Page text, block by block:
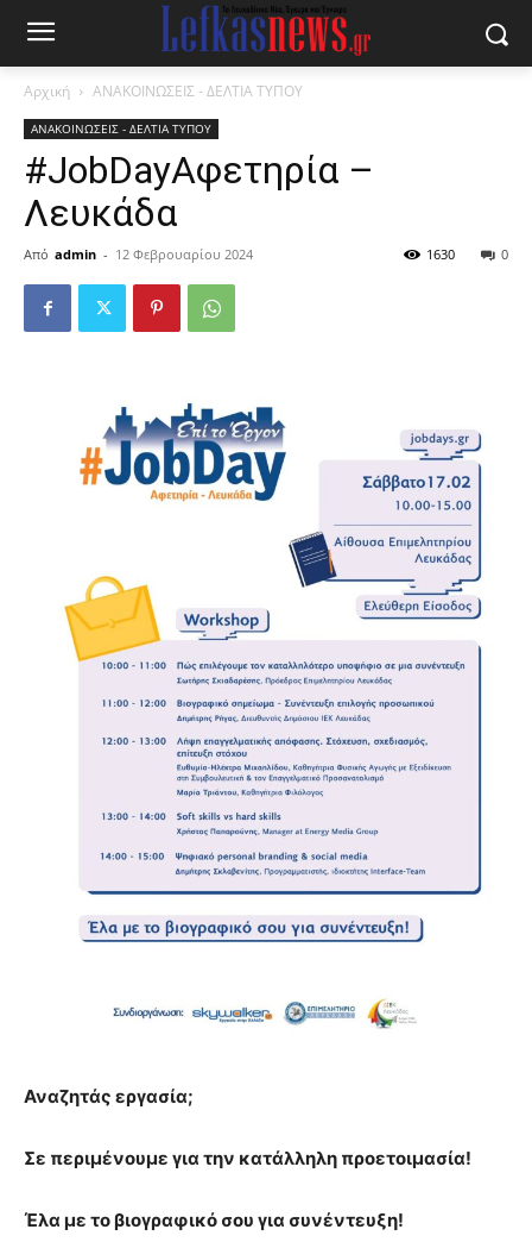
Αρχική ΑΝΑΚΟΙΝΩΣΕΙΣ - ΔΕΛΤΙΑ ΤΥΠΟΥ
ΑΝΑΚΟΙΝΩΣΕΙΣ - ΔΕΛΤΙΑ ΤΥΠΟΥ
#JobDayΑφετηρία –
Λευκάδα
Από admin - 12 Φεβρουαρίου 2024 0
1630
Αναζητάς εργασία;
Σε περιμένουμε για την κατάλληλη προετοιμασία!
Έλα με το βιογραφικό σου για συνέντευξη!